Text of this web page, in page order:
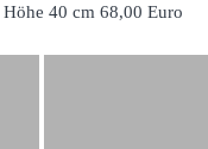
40 cm 68,00 Euro